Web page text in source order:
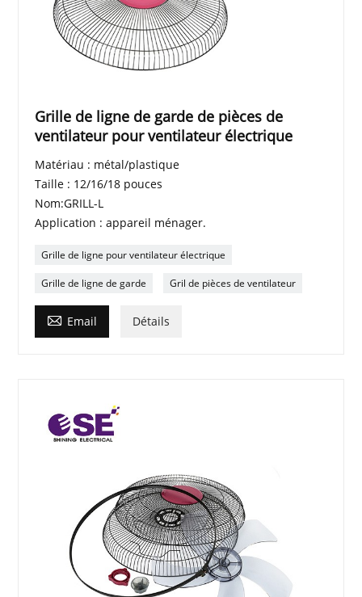
Grille de ligne de garde de pièces de
ventilateur pour ventilateur électrique
Matériau : métal/plastique
Taille : 12/16/18 pouces
Nom:GRILL-L
Application : appareil ménager.
Grille de ligne pour ventilateur électrique
Grille de ligne de garde Gril de pièces de ventilateur
 Email Détails